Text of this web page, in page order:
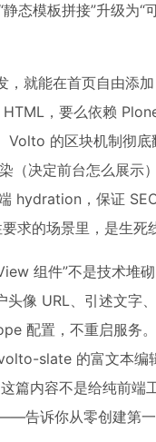
模板拼接”升级为“
就能在首页自由添
HTML，要么依赖
的区块机制彻
（决定前台怎么展示
hydration，保证
求的场景里，是生死
组件”不是技术堆
头像 URL、引述文字
配置，不重启服务
slate 的富文本编
篇内容不是给纯前端
告诉你从零创建第